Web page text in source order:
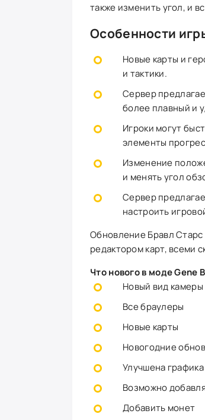
также изменить угол, и
Особенности
Новые карты и
и тактики.
Сервер
более плавный и
Игроки могут
элементы
Изменение
и менять угол
Сервер
настроить
Обновление Бравл
редактором карт, всеми
Что нового в моде Gene
Новый вид камеры
Все браулеры
Новые карты
Новогодние
Улучшена графика
Возможно
Добавить монет